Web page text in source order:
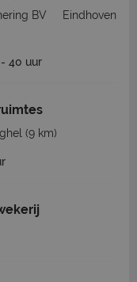
BV
Eindhoven
- 40 uur
(9 km)